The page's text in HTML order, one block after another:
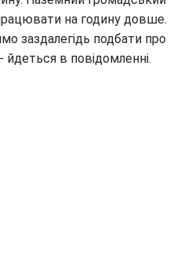
на годину довше.
заздалегідь подбати про
йдеться в повідомленні.